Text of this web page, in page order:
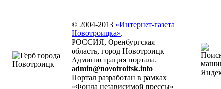
© 2004-2013 «Интернет-газета
Новотроицка».
РОССИЯ, Оренбургская
область, город Новотроицк
Администрация портала:
admin@novotroitsk.info
Портал разработан в рамках
«Фонда независимой прессы»